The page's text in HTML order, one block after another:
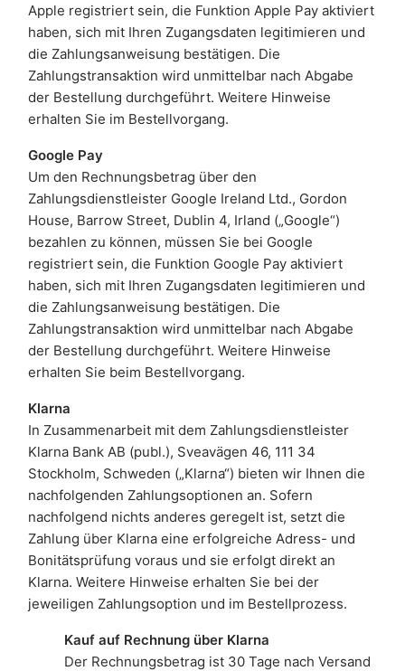
Apple registriert sein, die Funktion Apple Pay aktiviert
haben, sich mit Ihren Zugangsdaten legitimieren und
die Zahlungsanweisung bestätigen. Die
Zahlungstransaktion wird unmittelbar nach Abgabe
der Bestellung durchgeführt. Weitere Hinweise
erhalten Sie im Bestellvorgang.
Google Pay
Um den Rechnungsbetrag über den
Zahlungsdienstleister Google Ireland Ltd., Gordon
House, Barrow Street, Dublin 4, Irland („Google“)
bezahlen zu können, müssen Sie bei Google
registriert sein, die Funktion Google Pay aktiviert
haben, sich mit Ihren Zugangsdaten legitimieren und
die Zahlungsanweisung bestätigen. Die
Zahlungstransaktion wird unmittelbar nach Abgabe
der Bestellung durchgeführt. Weitere Hinweise
erhalten Sie beim Bestellvorgang.
Klarna
In Zusammenarbeit mit dem Zahlungsdienstleister
Klarna Bank AB (publ.), Sveavägen 46, 111 34
Stockholm, Schweden („Klarna“) bieten wir Ihnen die
nachfolgenden Zahlungsoptionen an. Sofern
nachfolgend nichts anderes geregelt ist, setzt die
Zahlung über Klarna eine erfolgreiche Adress- und
Bonitätsprüfung voraus und sie erfolgt direkt an
Klarna. Weitere Hinweise erhalten Sie bei der
jeweiligen Zahlungsoption und im Bestellprozess.
Kauf auf Rechnung über Klarna
Der Rechnungsbetrag ist 30 Tage nach Versand